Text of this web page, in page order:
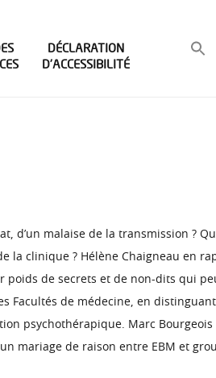
DÉCLARATION
D’ACCESSIBILITÉ
d’un malaise de la transmission ?
la clinique ? Hélène Chaigneau en
poids de secrets et de non-dits qui
Facultés de médecine, en
psychothérapique. Marc Bourgeois
mariage de raison entre EBM et